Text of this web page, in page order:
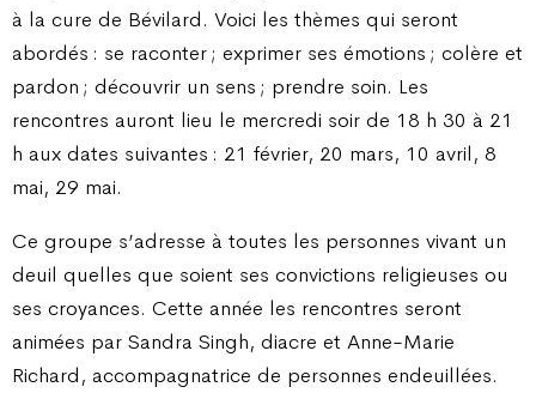
à la cure de Bévilard. Voici les thèmes qui seront
abordés : se raconter ; exprimer ses émotions ; colère et
pardon ; découvrir un sens ; prendre soin. Les
rencontres auront lieu le mercredi soir de 18 h 30 à 21
h aux dates suivantes : 21 février, 20 mars, 10 avril, 8
mai, 29 mai.
Ce groupe s’adresse à toutes les personnes vivant un
deuil quelles que soient ses convictions religieuses ou
ses croyances. Cette année les rencontres seront
animées par Sandra Singh, diacre et Anne-Marie
Richard, accompagnatrice de personnes endeuillées.